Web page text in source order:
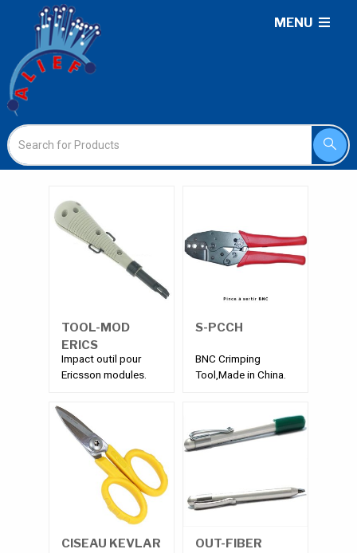
MENU
TOOL-MOD
ERICS
Impact outil pour
Ericsson modules.
S-PCCH
BNC Crimping
Tool,Made in China.
CISEAU KEVLAR
OUT-FIBER